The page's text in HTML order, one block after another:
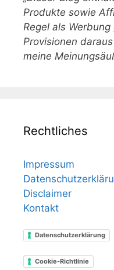
Produkte sowie
Regel als
Provisionen
meine
Rechtliches
Impressum
Disclaimer
Kontakt
Datenschutzerklärung
Cookie-Richtlinie